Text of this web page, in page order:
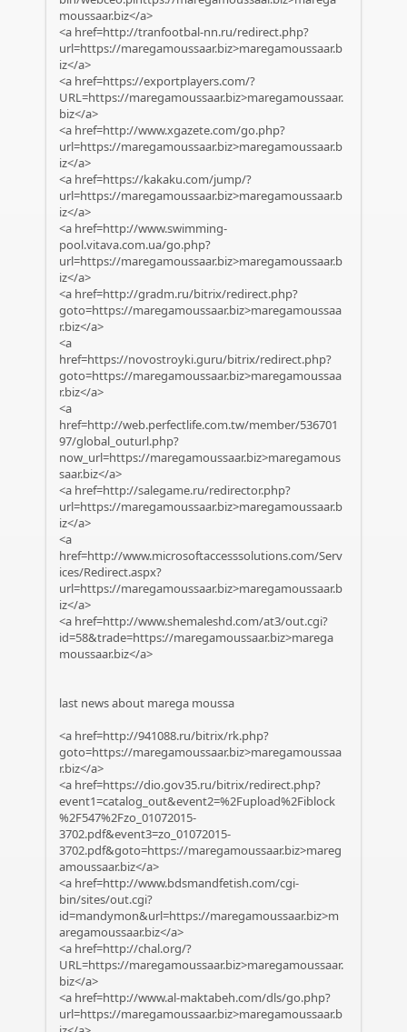
moussaar.biz</a>
<a href=http://tranfootbal-nn.ru/redirect.php?
url=https://maregamoussaar.biz>maregamoussaar.b
iz</a>
<a href=https://exportplayers.com/?
URL=https://maregamoussaar.biz>maregamoussaar.
biz</a>
<a href=http://www.xgazete.com/go.php?
url=https://maregamoussaar.biz>maregamoussaar.b
iz</a>
<a href=https://kakaku.com/jump/?
url=https://maregamoussaar.biz>maregamoussaar.b
iz</a>
<a href=http://www.swimming-
pool.vitava.com.ua/go.php?
url=https://maregamoussaar.biz>maregamoussaar.b
iz</a>
<a href=http://gradm.ru/bitrix/redirect.php?
goto=https://maregamoussaar.biz>maregamoussaa
r.biz</a>
<a
href=https://novostroyki.guru/bitrix/redirect.php?
goto=https://maregamoussaar.biz>maregamoussaa
r.biz</a>
<a
href=http://web.perfectlife.com.tw/member/536701
97/global_outurl.php?
now_url=https://maregamoussaar.biz>maregamous
saar.biz</a>
<a href=http://salegame.ru/redirector.php?
url=https://maregamoussaar.biz>maregamoussaar.b
iz</a>
<a
href=http://www.microsoftaccesssolutions.com/Serv
ices/Redirect.aspx?
url=https://maregamoussaar.biz>maregamoussaar.b
iz</a>
<a href=http://www.shemaleshd.com/at3/out.cgi?
id=58&trade=https://maregamoussaar.biz>marega
moussaar.biz</a>
last news about marega moussa
<a href=http://941088.ru/bitrix/rk.php?
goto=https://maregamoussaar.biz>maregamoussaa
r.biz</a>
<a href=https://dio.gov35.ru/bitrix/redirect.php?
event1=catalog_out&event2=%2Fupload%2Fiblock
%2F547%2Fzo_01072015-
3702.pdf&event3=zo_01072015-
3702.pdf&goto=https://maregamoussaar.biz>mareg
amoussaar.biz</a>
<a href=http://www.bdsmandfetish.com/cgi-
bin/sites/out.cgi?
id=mandymon&url=https://maregamoussaar.biz>m
aregamoussaar.biz</a>
<a href=http://chal.org/?
URL=https://maregamoussaar.biz>maregamoussaar.
biz</a>
<a href=http://www.al-maktabeh.com/dls/go.php?
url=https://maregamoussaar.biz>maregamoussaar.b